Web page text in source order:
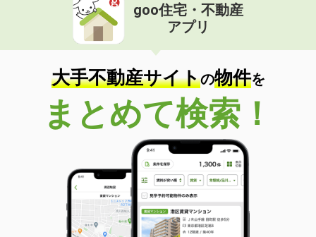
goo住宅・不動産
アプリ
大手不動産サイトの物件を
まとめて検索！